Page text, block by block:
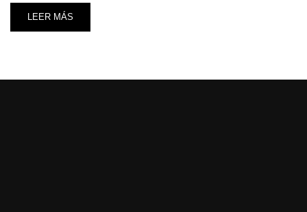
LEER MÁS